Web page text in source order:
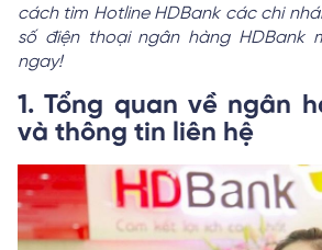
cách tìm Hotline HDBank các chi
số điện thoại ngân hàng HDBank
ngay!
1. Tổng quan về ngân
và thông tin liên hệ